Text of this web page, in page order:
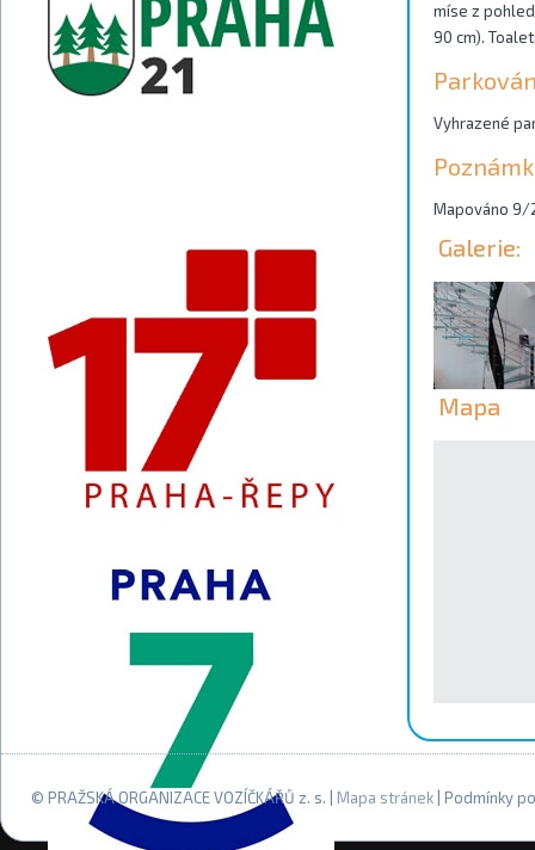
míse z
90 cm).
Vyhrazené
Mapováno 9/
Galerie:
Mapa
© PRAŽSKÁ ORGANIZACE VOZÍČKÁŘŮ z. s. | Mapa stránek | Podmínky